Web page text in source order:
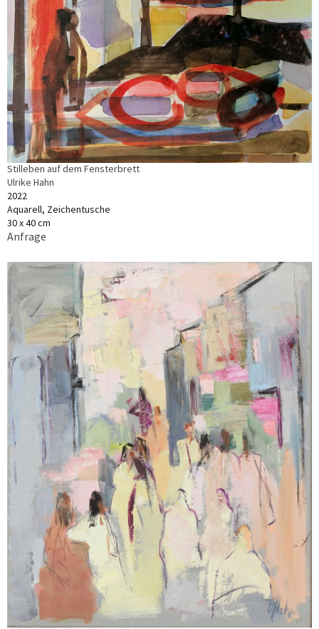
Stilleben auf dem Fensterbrett
Ulrike Hahn
2022
Aquarell, Zeichentusche
30 x 40 cm
Anfrage